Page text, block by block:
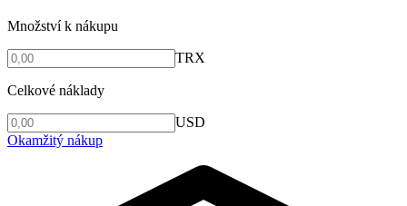
Množství k nákupu
TRX
Celkové náklady
USD
Okamžitý nákup